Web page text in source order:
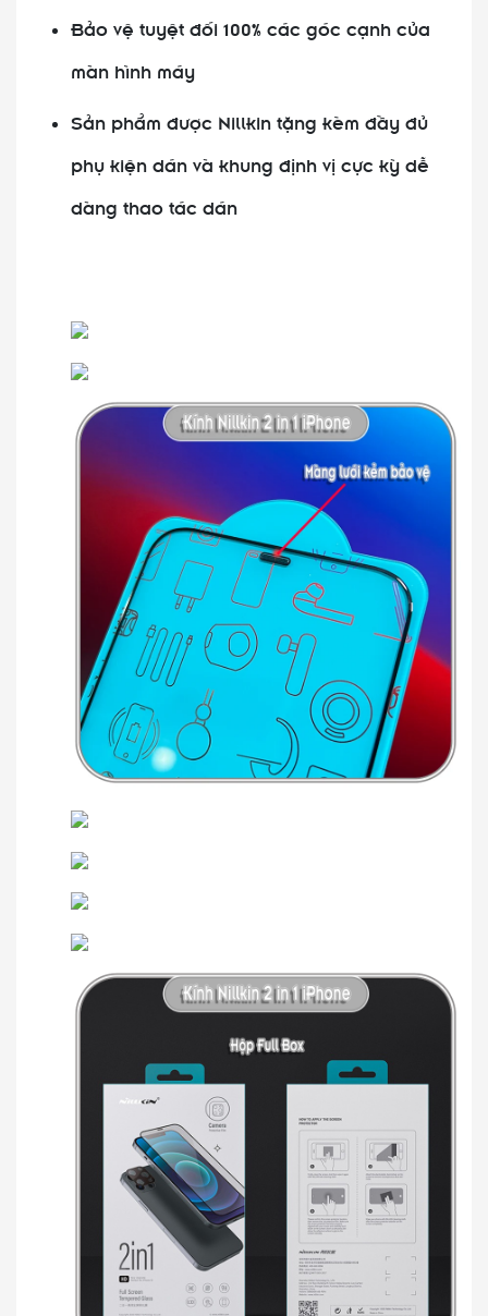
Bảo vệ tuyệt đối 100% các góc cạnh của
màn hình máy
Sản phẩm được Nillkin tặng kèm đầy đủ
phụ kiện dán và khung định vị cực kỳ dễ
dàng thao tác dán